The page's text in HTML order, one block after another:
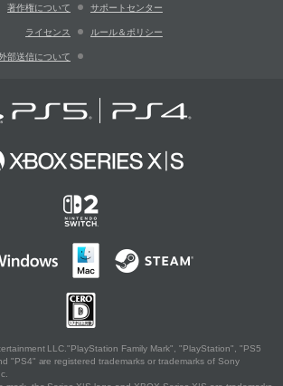
著作権について サポートセンター
ライセンス ルール＆ポリシー
部送信について
LLC."PlayStation Family Mark", "PlayStation", "PS5
"PS4" are registered trademarks or trademarks of Sony